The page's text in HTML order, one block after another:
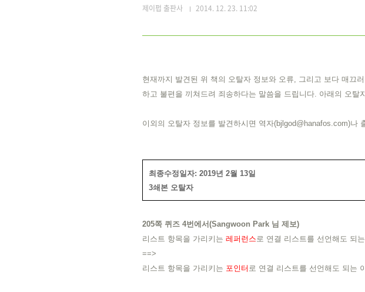
제이펍 출판사 2014. 12. 23. 11:02
현재까지 발견된 위 책의 오탈자 정보와 오류, 그리고 보다 매끄
하고 불편을 끼쳐드려 죄송하다는 말씀을 드립니다. 아래의 오탈
이외의 오탈자 정보를 발견하시면 역자(bjlgod@hanafos.com)나
최종수정일자: 2019년 2월 13일
3쇄본 오탈자
205쪽 퀴즈 4번에서(Sangwoon Park 님 제보)
리스트 항목을 가리키는 레퍼런스로 연결 리스트를 선언해도 되
==>
리스트 항목을 가리키는 포인터 로 연결 리스트를 선언해도 되는